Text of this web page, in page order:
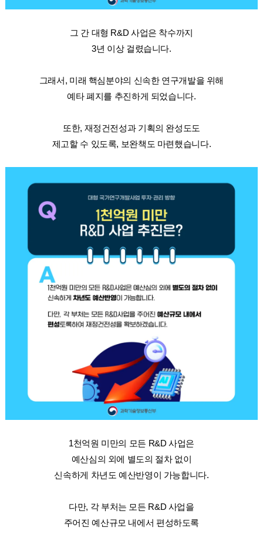
그 간 대형 R&D 사업은 착수까지
3년 이상 걸렸습니다.
그래서, 미래 핵심분야의 신속한 연구개발을 위해
예타 폐지를 추진하게 되었습니다.
또한, 재정건전성과 기획의 완성도도
제고할 수 있도록, 보완책도 마련했습니다.
1천억원 미만의 모든 R&D 사업은
예산심의 외에 별도의 절차 없이
신속하게 차년도 예산반영이 가능합니다.
다만, 각 부처는 모든 R&D 사업을
주어진 예산규모 내에서 편성하도록